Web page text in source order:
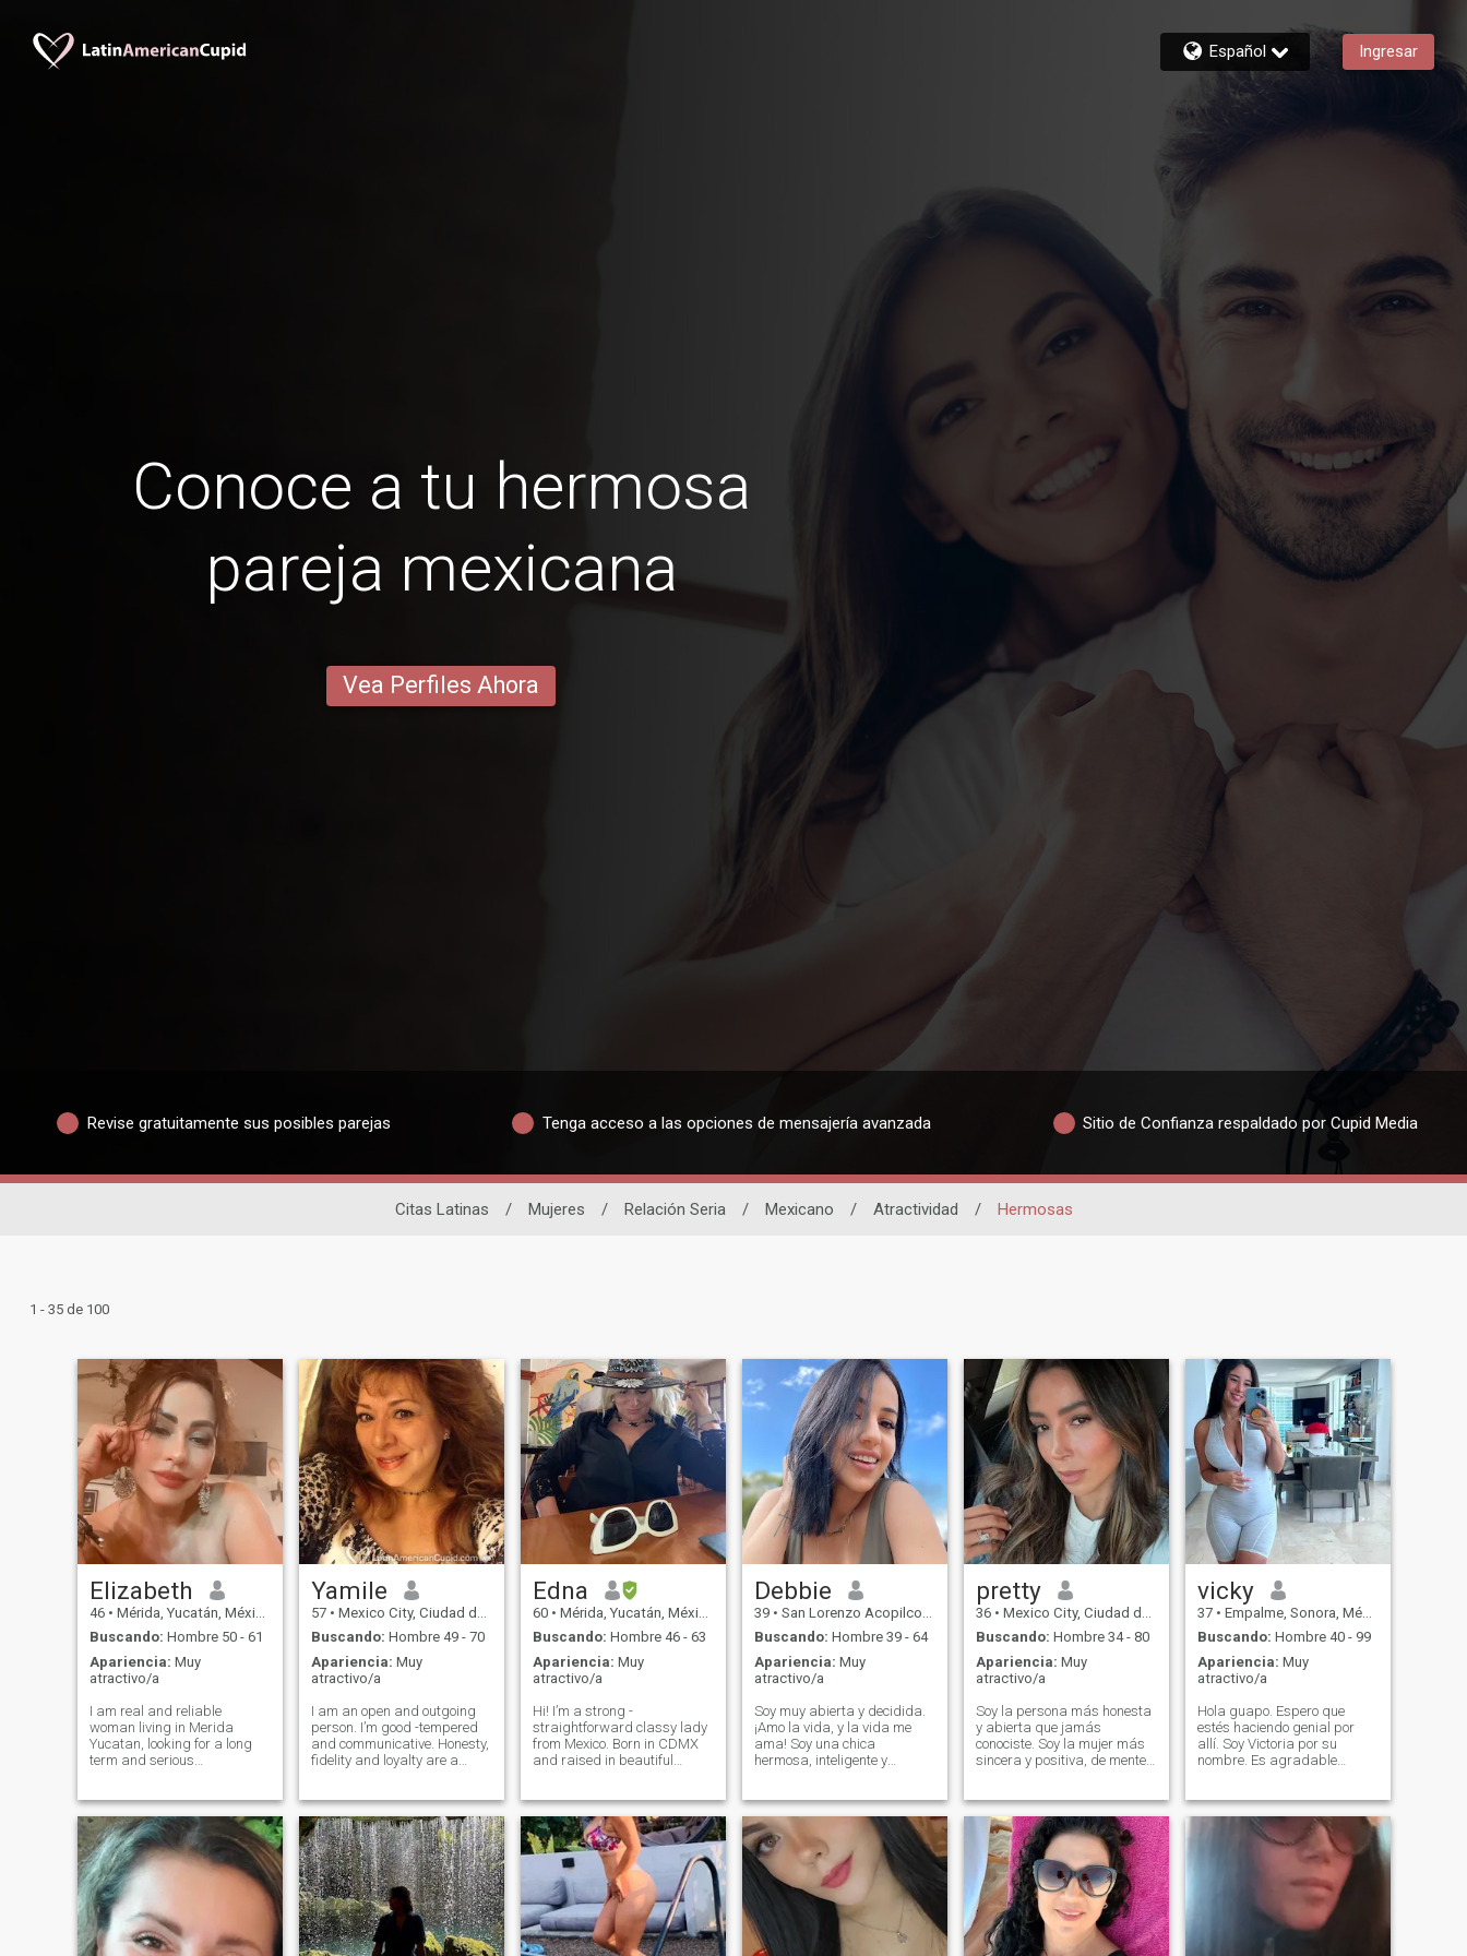
Español Ingresar
Conoce a tu hermosa
pareja mexicana
Vea Perfiles Ahora
Revise gratuitamente sus posibles parejas Tenga acceso a las opciones de mensajería avanzada Sitio de Confianza respaldado por Cupid Media
Citas Latinas / Mujeres / Relación Seria / Mexicano / Atractividad / Hermosas
1 - 35 de 100
Elizabeth
46 • Mérida, Yucatán, México
Buscando: Hombre 50 - 61
Apariencia: Muy
atractivo/a
I am real and reliable
woman living in Merida
Yucatan, looking for a long
term and serious
care about my health inside
and outside, emotionally
stable who loves to travel
and explore different cult
Yamile
57 • Mexico City, Ciudad de México, México
Buscando: Hombre 49 - 70
Apariencia: Muy
atractivo/a
I am an open and outgoing
person. I’m good -tempered
and communicative. Honesty,
fidelity and loyalty are a
strong desire to find a real
love. I love to do romantic
things. I enjoy surprising that
special someone in my life
with gifts of love. I’m the kind
of woman that would like to
find a man that will bring me
flowers just because it’s
Tuesday. Yes God is priority
Edna
60 • Mérida, Yucatán, México
Buscando: Hombre 46 - 63
Apariencia: Muy
atractivo/a
Hi! I’m a strong -
straightforward classy lady
from Mexico. Born in CDMX
and raised in beautiful
empty nester. Elegant,
always in high heels… I
desire to connect with an
intelectual, highly educated
man who is proud of his
masculine energy. You want
to meet a real, classy,
sophisticated, educated,
passionate, caring and
Debbie
39 • San Lorenzo Acopilco, Ciudad de México, México
Buscando: Hombre 39 - 64
Apariencia: Muy
atractivo/a
Soy muy abierta y decidida.
¡Amo la vida, y la vida me
ama! Soy una chica
hermosa, inteligente y
que quiere de la vida. Puedo
llamarme con confianza una
persona única). Puedo
llevarme bien con casi
cualquier persona.
pretty
36 • Mexico City, Ciudad de México, México
Buscando: Hombre 34 - 80
Apariencia: Muy
atractivo/a
Soy la persona más honesta
y abierta que jamás
conociste. Soy la mujer más
sincera y positiva, de mente
hombre). Mi objetivo es
encontrar el amor verdadero
y crear una relación
armoniosa! Mi corazón está
lleno de emociones que quiero
compartir. ¡Creo que nosotros
mismos hacemos la
felicidad! ¡Mi naturaleza es
optimista, tierna y alegre!
vicky
37 • Empalme, Sonora, México
Buscando: Hombre 40 - 99
Apariencia: Muy
atractivo/a
Hola guapo. Espero que
estés haciendo genial por
allí. Soy Victoria por su
nombre. Es agradable
que desees o quieras hasta
que tal vez ambos lleguen a
saber más sobre el otro. ¿Te
importa que continuemos
esta conversación en otra
plataforma donde podemos
encontrar paz y tiempo para
el otro? Tal vez tu Skype o
correo electrónico..